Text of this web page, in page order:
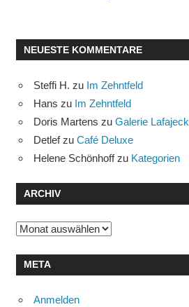
NEUESTE KOMMENTARE
Steffi H. zu Im Zehntfeld
Hans zu Im Zehntfeld
Doris Martens zu Galerie Lafajeck
Detlefzu Café Deluxe
Helene Schönhoffzu Kategorien
ARCHIV
Archiv
META
Anmelden